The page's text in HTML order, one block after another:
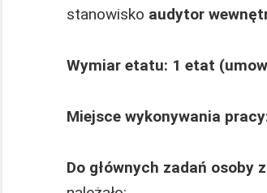
stanowisko audytor
Wymiar etatu: 1 etat
Miejsce wykonywania
Do głównych zadań osoby